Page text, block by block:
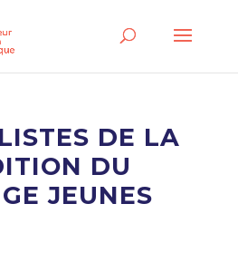
DE LA
DU
JEUNES